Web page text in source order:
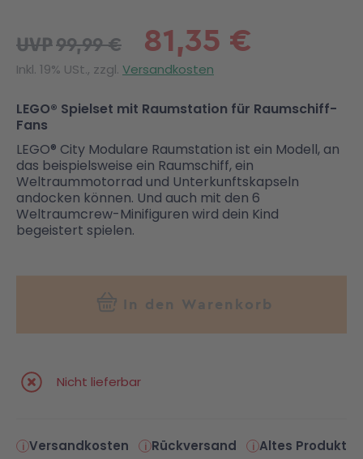
81,35 €
UVP99,99 €
Inkl. 19% USt., zzgl. Versandkosten
LEGO® Spielset mit Raumstation für Raumschiff-
Fans
LEGO® City Modulare Raumstation ist ein Modell, an
das beispielsweise ein Raumschiff, ein
Weltraummotorrad und Unterkunftskapseln
andocken können. Und auch mit den 6
Weltraumcrew-Minifiguren wird dein Kind
begeistert spielen.
In den Warenkorb
Nicht lieferbar
Versandkosten Rückversand
Altes Produkt